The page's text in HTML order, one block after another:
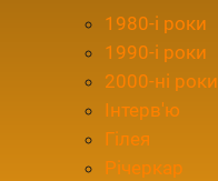
1980-і роки
1990-і роки
2000-ні роки
Інтерв'ю
Гілея
Річеркар